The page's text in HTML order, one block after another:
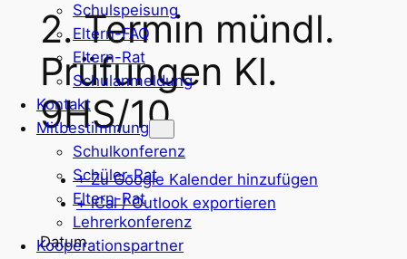
Schulspeisung
Eltern-FAQ
Eltern-Rat
Schulanmeldung
Kontakt
Mitbestimmung
Schulkonferenz
Schüler-Rat
Eltern-Rat
Lehrerkonferenz
Kooperationspartner
2. Termin mündl.
Prüfungen Kl.
9HS/10
+ Zu Google Kalender hinzufügen
+ iCal / Outlook exportieren
Datum